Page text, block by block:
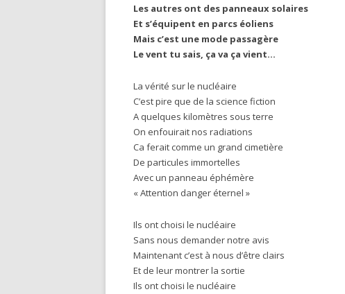
Les autres ont des panneaux solaires
Et s’équipent en parcs éoliens
Mais c’est une mode passagère
Le vent tu sais, ça va ça vient…
La vérité sur le nucléaire
C’est pire que de la science fiction
A quelques kilomètres sous terre
On enfouirait nos radiations
Ca ferait comme un grand cimetière
De particules immortelles
Avec un panneau éphémère
« Attention danger éternel »
Ils ont choisi le nucléaire
Sans nous demander notre avis
Maintenant c’est à nous d’être clairs
Et de leur montrer la sortie
Ils ont choisi le nucléaire